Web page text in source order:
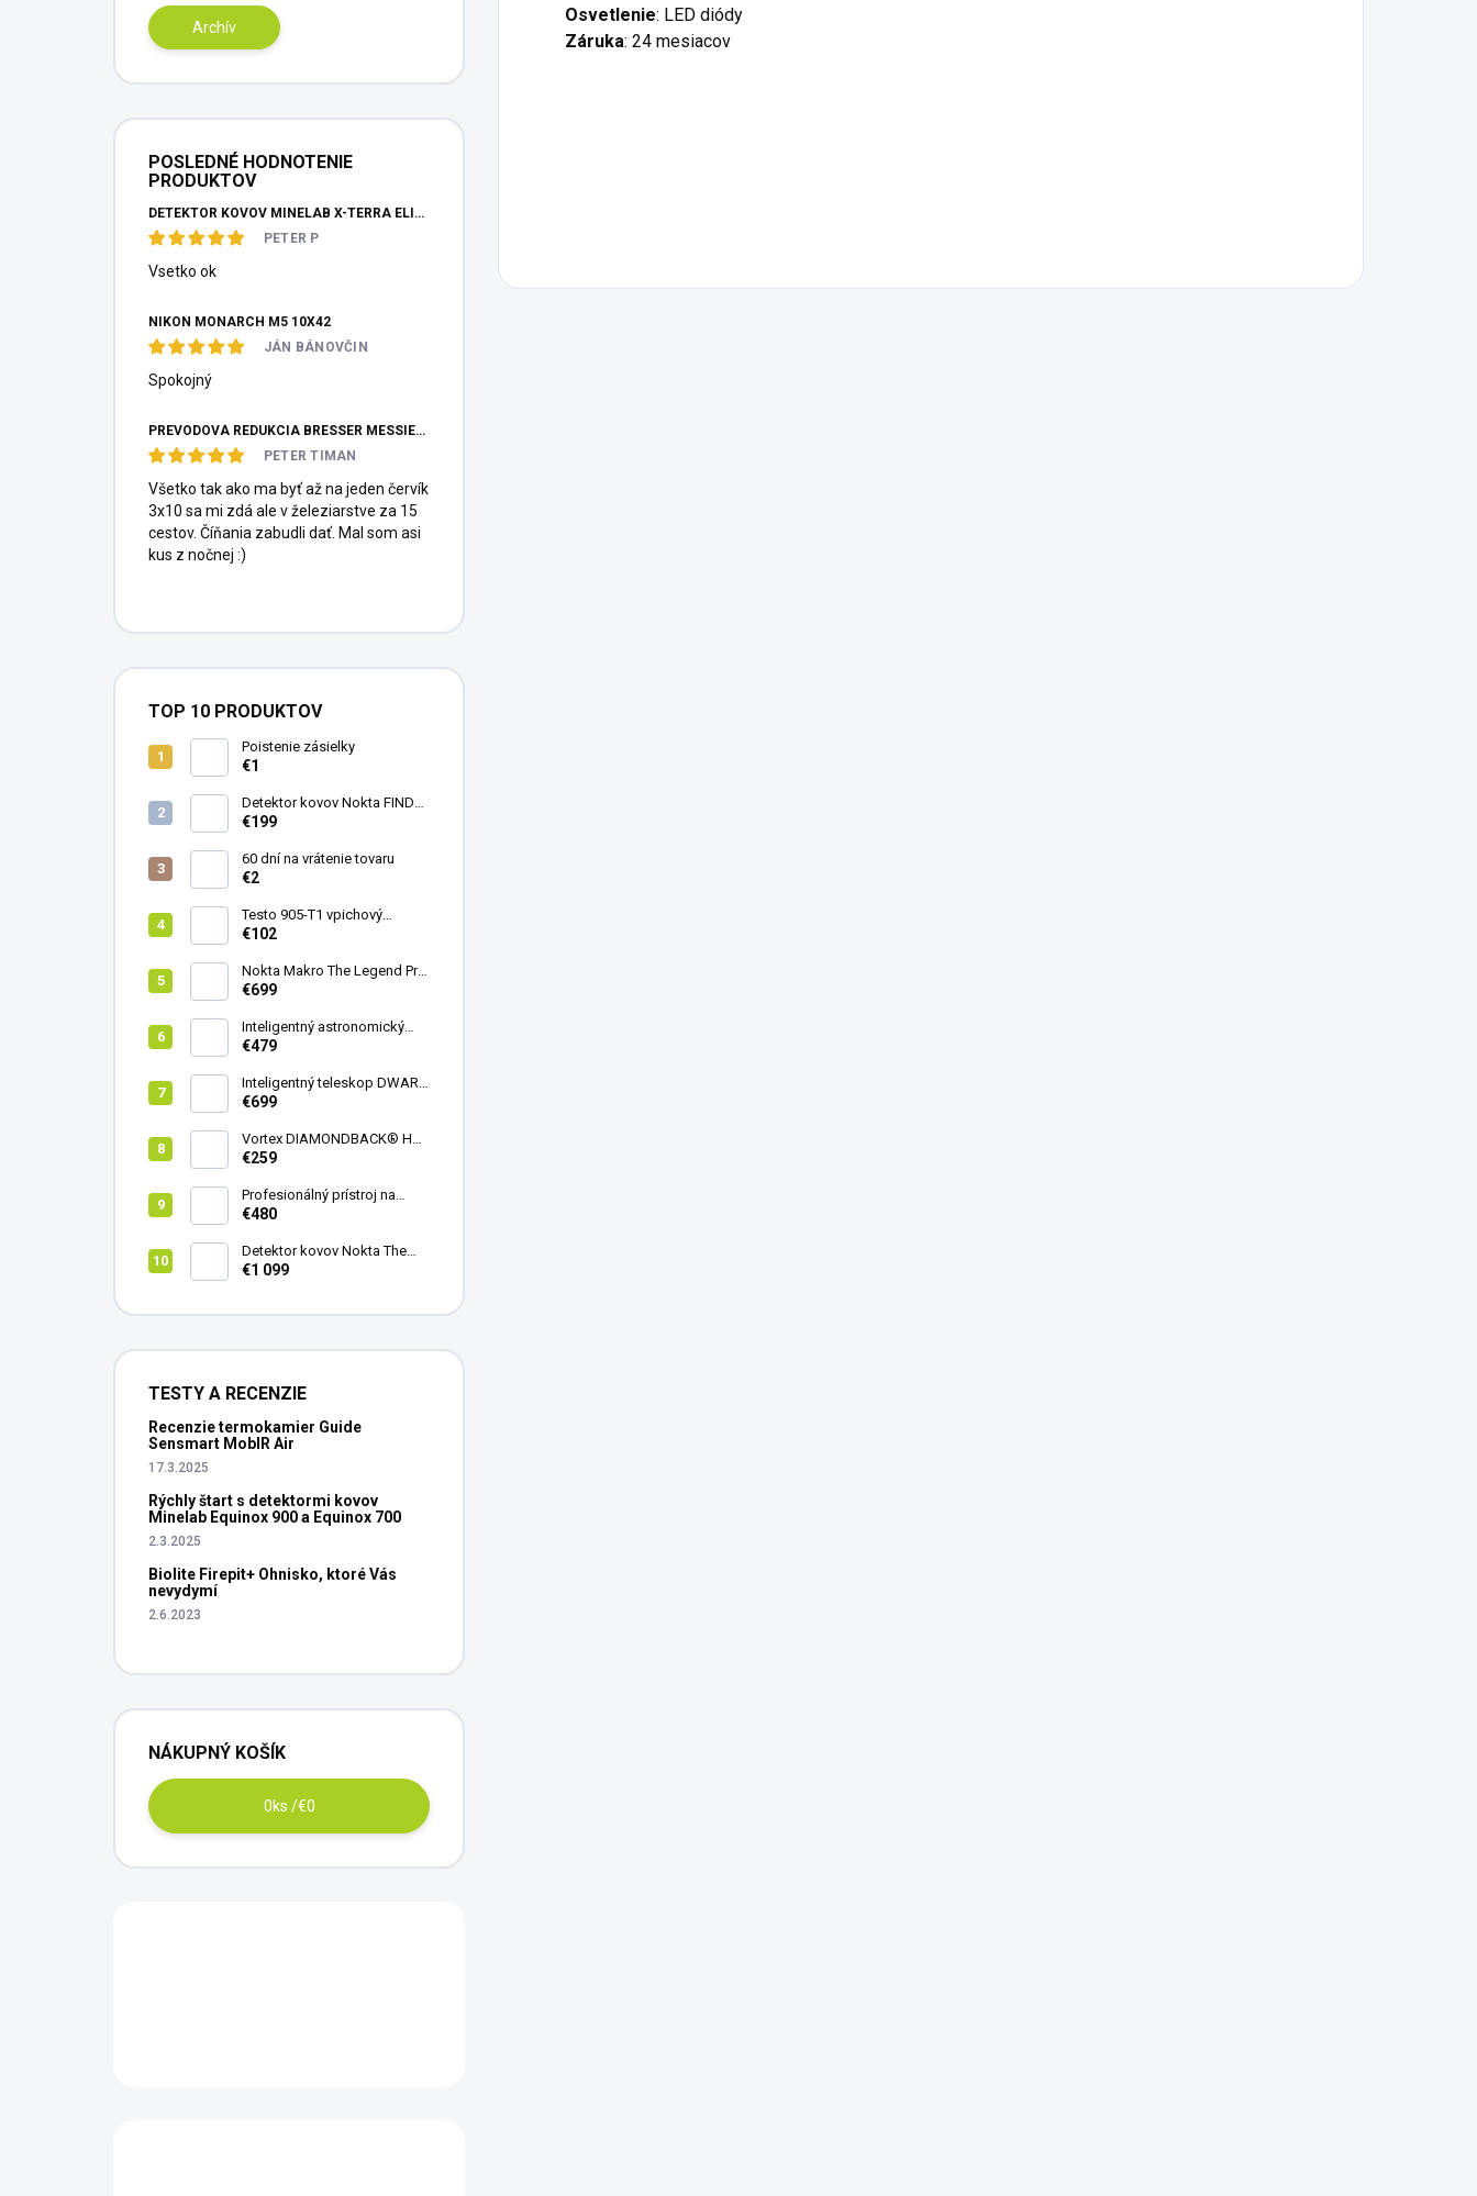
Archív
POSLEDNÉ HODNOTENIE
PRODUKTOV
DETEKTOR KOVOV MINELAB X-TERRA ELITE PINPOITER SET
PETER P
Vsetko ok
NIKON MONARCH M5 10X42
JÁN BÁNOVČIN
Spokojný
PREVODOVÁ REDUKCIA BRESSER MESSIER HEXAFOC 1:10
PETER TIMAN
Všetko tak ako ma byť až na jeden červík
3x10 sa mi zdá ale v železiarstve za 15
cestov. Číňania zabudli dať. Mal som asi
kus z nočnej :)
TOP 10 PRODUKTOV
Poistenie zásielky
€1
Detektor kovov Nokta FINDX
Pro
€199
60 dní na vrátenie tovaru
€2
Testo 905-T1 vpichový
teplomer
€102
Nokta Makro The Legend Pro
Pack - model 2024
€699
Inteligentný astronomický
teleskop DwarfLab Dwarf
€479
Inteligentný teleskop DWARF
III + originálny statív DWARF 3
€699
Vortex DIAMONDBACK® HD
8X42
€259
Profesionálný prístroj na
vedenie vŕtania Laserliner
€480
Detektor kovov Nokta The
Legend 2
€1 099
TESTY A RECENZIE
Recenzie termokamier Guide
Sensmart MobIR Air
17.3.2025
Rýchly štart s detektormi kovov
Minelab Equinox 900 a Equinox 700
2.3.2025
Biolite Firepit+ Ohnisko, ktoré Vás
nevydymí
2.6.2023
NÁKUPNÝ KOŠÍK
0ks /€0
Osvetlenie: LED diódy
Záruka: 24 mesiacov